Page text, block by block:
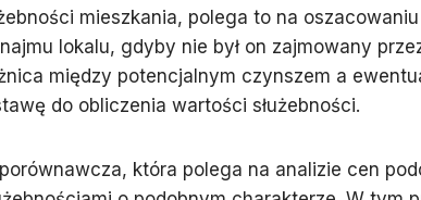
mieszkania, polega to na
lokalu, gdyby nie był on zajmowany
między potencjalnym czynszem a
do obliczenia wartości służebności.
która polega na analizie cen